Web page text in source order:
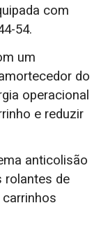
com
54.
um
do
operacional
e reduzir
anticolisão
rolantes de